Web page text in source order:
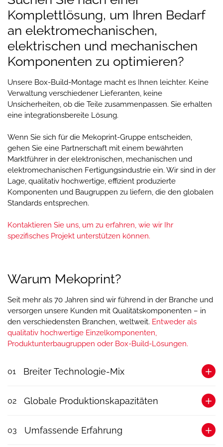
Komplettlösung, um Ihren Bedarf
an elektromechanischen,
elektrischen und mechanischen
Komponenten zu optimieren?
Unsere Box-Build-Montage macht es Ihnen leichter. Keine
Verwaltung verschiedener Lieferanten, keine
Unsicherheiten, ob die Teile zusammenpassen. Sie erhalten
eine integrationsbereite Lösung.
Wenn Sie sich für die Mekoprint-Gruppe entscheiden,
gehen Sie eine Partnerschaft mit einem bewährten
Marktführer in der elektronischen, mechanischen und
elektromechanischen Fertigungsindustrie ein. Wir sind in der
Lage, qualitativ hochwertige, effizient produzierte
Komponenten und Baugruppen zu liefern, die den globalen
Standards entsprechen.
Kontaktieren Sie uns, um zu erfahren, wie wir Ihr
spezifisches Projekt unterstützen können.
Warum Mekoprint?
Seit mehr als 70 Jahren sind wir führend in der Branche und
versorgen unsere Kunden mit Qualitätskomponenten – in
den verschiedensten Branchen, weltweit. Entweder als
qualitativ hochwertige Einzelkomponenten,
Produktunterbaugruppen oder Box-Build-Lösungen.
01 Breiter Technologie-Mix
und der Unterstützung von über 750 engagierten
Fertigungsanforderungen abdecken und bieten modernste,
02 Globale Produktionskapazitäten
Mit 10 Fertigungsstätten und über 20 Produktionspartnern
verfügen wir über robuste Produktionskapazitäten, die in der
03 Umfassende Erfahrung